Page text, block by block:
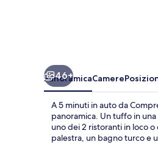
46+
PanoramicaCamere
A 5 minuti in auto da
panoramica. Un tuffo in
uno dei 2 ristoranti in loco
palestra, un bagno turco e